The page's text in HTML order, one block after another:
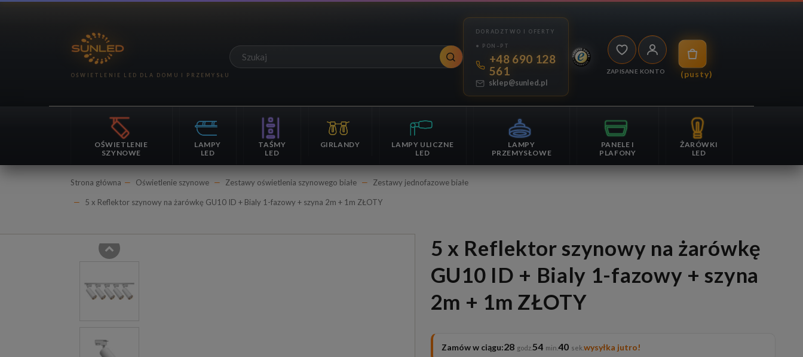
ZAPISANE KONTO (pusty)
sklep@sunled.pl
+48 690 128
561
OŚWIETLENIE
SZYNOWE
LAMPY
LED
TAŚMY
LED
GIRLANDY
LAMPY ULICZNE
LED
LAMPY
PRZEMYSŁOWE
PANELE I
PLAFONY
ŻARÓWKI
LED
Strona główna Oświetlenie szynowe Zestawy oświetlenia szynowego białe Zestawy jednofazowe białe
5 x Reflektor szynowy na żarówkę GU10 ID + Bialy 1-fazowy + szyna 2m + 1m ZŁOTY
5 x Reflektor szynowy na żarówkę
GU10 ID + Bialy 1-fazowy + szyna
2m + 1m ZŁOTY
Zamów w ciągu:28 54 40 wysyłka jutro!